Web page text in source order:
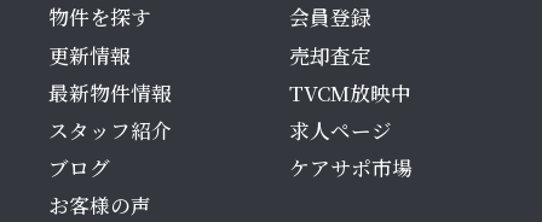
物件を探す
更新情報
最新物件情報
スタッフ紹介
ブログ
お客様の声
会員登録
売却査定
TVCM放映中
求人ページ
ケアサポ市場